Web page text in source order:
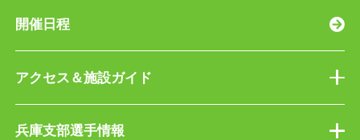
開催日程
アクセス＆施設ガイド
兵庫支部選手情報